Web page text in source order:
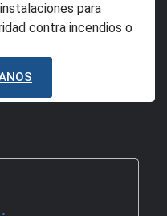
para
contra incendios o